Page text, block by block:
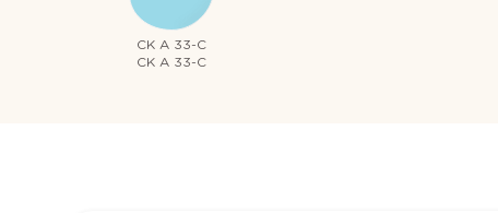
CK A 33-C
CK A 33-C